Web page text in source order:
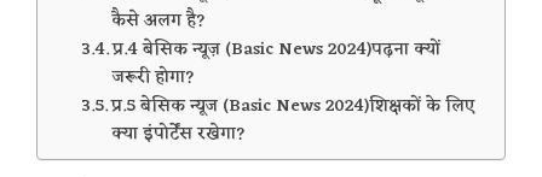
कैसे अलग है?
प्र.4 बेसिक न्यूज़ (Basic News 2024)पढ़ना क्यों
जरूरी होगा?
प्र.5 बेसिक न्यूज (Basic News 2024)शिक्षकों के लिए
क्या इंपोर्टेंस रखेगा?